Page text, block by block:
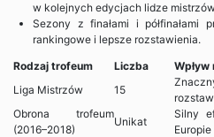
w kolejnych edycjach lidze
Sezony z finałami i półfinałami
rankingowe i lepsze rozstawienia.
Rodzaj trofeum
Liczba
Wpływ
Liga Mistrzów
15
Obrona trofeum
(2016–2018)
Unikat
Silny
Europie